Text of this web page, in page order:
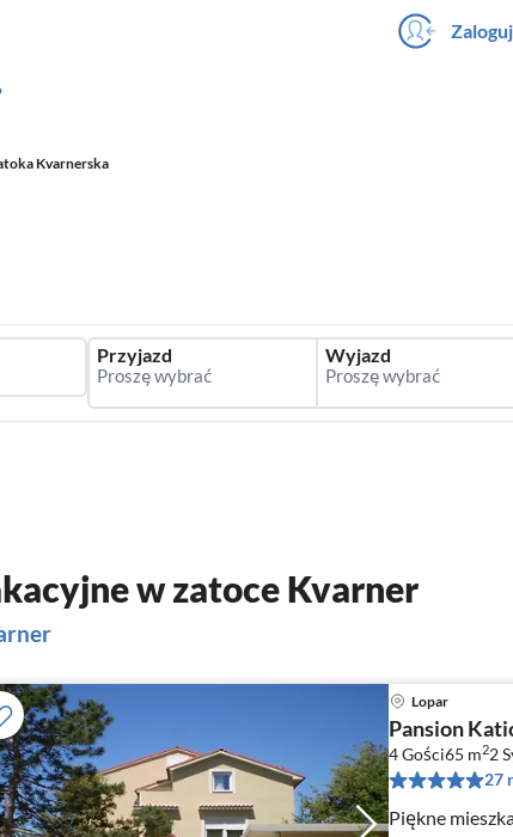
Kvarnerska
Przyjazd Wyjazd
w zatoce Kvarner
Lopar
Pansion
4 Gości65 m22
27
Piękne